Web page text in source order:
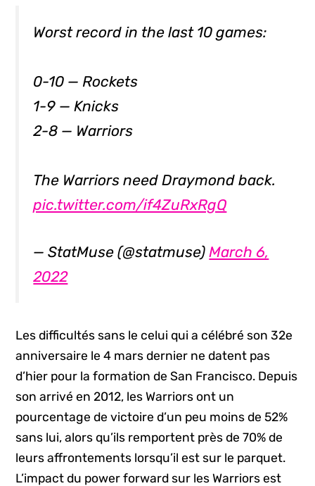
Worst record in the last 10 games:
0-10 — Rockets
1-9 — Knicks
2-8 — Warriors
The Warriors need Draymond back.
pic.twitter.com/if4ZuRxRgQ
— StatMuse (@statmuse)March 6,
2022
Les difficultés sans le celui qui a célébré son 32e
anniversaire le 4 mars dernier ne datent pas
d’hier pour la formation de San Francisco. Depuis
son arrivé en 2012, les Warriors ont un
pourcentage de victoire d’un peu moins de 52%
sans lui, alors qu’ils remportent près de 70% de
leurs affrontements lorsqu’il est sur le parquet.
L’impact du power forward sur les Warriors est